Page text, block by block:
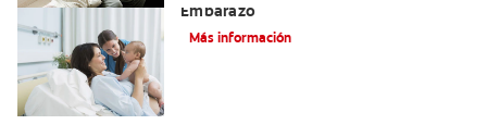
Embarazo
Más información